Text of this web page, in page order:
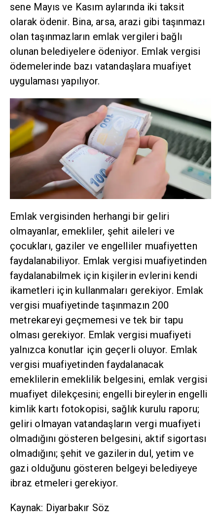
sene Mayıs ve Kasım aylarında iki taksit
olarak ödenir. Bina, arsa, arazi gibi taşınmazı
olan taşınmazların emlak vergileri bağlı
olunan belediyelere ödeniyor. Emlak vergisi
ödemelerinde bazı vatandaşlara muafiyet
uygulaması yapılıyor.
Emlak vergisinden herhangi bir geliri
olmayanlar, emekliler, şehit aileleri ve
çocukları, gaziler ve engelliler muafiyetten
faydalanabiliyor. Emlak vergisi muafiyetinden
faydalanabilmek için kişilerin evlerini kendi
ikametleri için kullanmaları gerekiyor. Emlak
vergisi muafiyetinde taşınmazın 200
metrekareyi geçmemesi ve tek bir tapu
olması gerekiyor. Emlak vergisi muafiyeti
yalnızca konutlar için geçerli oluyor. Emlak
vergisi muafiyetinden faydalanacak
emeklilerin emeklilik belgesini, emlak vergisi
muafiyet dilekçesini; engelli bireylerin engelli
kimlik kartı fotokopisi, sağlık kurulu raporu;
geliri olmayan vatandaşların vergi muafiyeti
olmadığını gösteren belgesini, aktif sigortası
olmadığını; şehit ve gazilerin dul, yetim ve
gazi olduğunu gösteren belgeyi belediyeye
ibraz etmeleri gerekiyor.
Kaynak: Diyarbakır Söz